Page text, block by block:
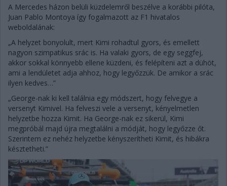
A Mercedes házon belüli küzdelemről beszélve a korábbi pilóta,
Juan Pablo Montoya így fogalmazott az F1 hivatalos
weboldalának:
„A helyzet bonyolult, mert Kimi rohadtul gyors, és emellett
nagyon szimpatikus srác is. Ha valaki gyors, de egy seggfej,
akkor sokkal könnyebb ellene küzdeni, és felépíteni azt a dühöt,
ami a lendületet adja ahhoz, hogy legyőzzük. De amikor a srác
ilyen kedves…”
„George-nak ki kell találnia egy módszert, hogy felvegye a
versenyt Kimivel. Ha felveszi vele a versenyt, kényelmetlen
helyzetbe hozza Kimit. Ha George-nak ez sikerül, Kimi
megpróbál majd újra megtalálni a módját, hogy legyőzze őt.
Szerintem ez nehéz helyzetbe kényszerítheti Kimit, és hibákra
késztetheti.”